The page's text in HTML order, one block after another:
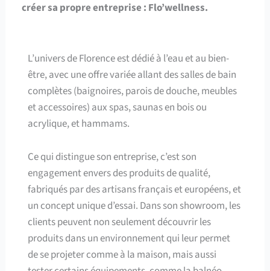
créer sa propre entreprise : Flo’wellness.
L’univers de Florence est dédié à l’eau et au bien-
être, avec une offre variée allant des salles de bain
complètes (baignoires, parois de douche, meubles
et accessoires) aux spas, saunas en bois ou
acrylique, et hammams.
Ce qui distingue son entreprise, c’est son
engagement envers des produits de qualité,
fabriqués par des artisans français et européens, et
un concept unique d’essai. Dans son showroom, les
clients peuvent non seulement découvrir les
produits dans un environnement qui leur permet
de se projeter comme à la maison, mais aussi